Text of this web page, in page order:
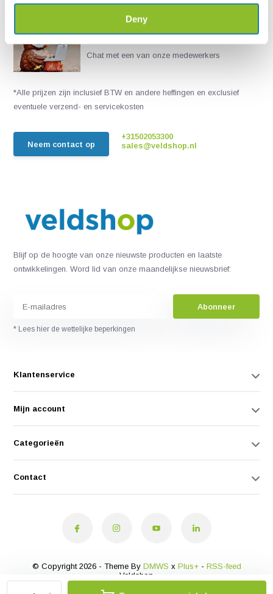
Deny
Chat met een van onze medewerkers
*Alle prijzen zijn inclusief BTW en andere heffingen en exclusief
eventuele verzend- en servicekosten
Neem contact op
+31502053300
sales@veldshop.nl
Blijf op de hoogte van onze nieuwste producten en laatste
ontwikkelingen. Word lid van onze maandelijkse nieuwsbrief:
Abonneer
* Lees hier de wettelijke beperkingen
Klantenservice
Mijn account
Categorieën
Contact
© Copyright 2026 - Theme By DMWS x Plus+- RSS-feed
Veldshop